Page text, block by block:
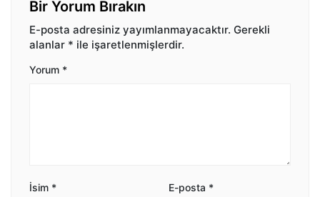
Bir Yorum Bırakın
E-posta adresiniz yayımlanmayacaktır. Gerekli
alanlar * ile işaretlenmişlerdir.
Yorum *
İsim * E-posta *